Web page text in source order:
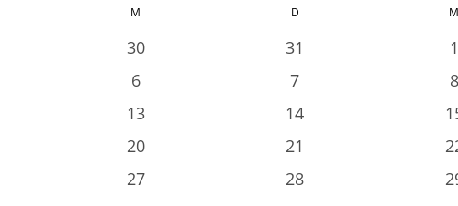
Kalender
Veranstaltungen
M D M
0
Veranstaltungen
30
0
Veranstaltungen
31
0
1
0
Veranstaltungen
6
0
Veranstaltungen
7
0
8
0
Veranstaltungen
13
0
Veranstaltungen
14
0
0
Veranstaltungen
20
0
Veranstaltungen
21
0
0
27
0
28
0